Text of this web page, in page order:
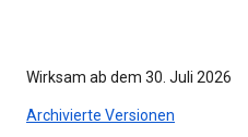
Wirksam ab dem 30. Juli 2026
Archivierte Versionen